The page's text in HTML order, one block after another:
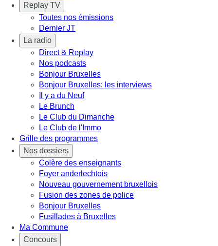
Replay TV
Toutes nos émissions
Dernier JT
La radio
Direct & Replay
Nos podcasts
Bonjour Bruxelles
Bonjour Bruxelles: les interviews
Il y a du Neuf
Le Brunch
Le Club du Dimanche
Le Club de l'Immo
Grille des programmes
Nos dossiers
Colère des enseignants
Foyer anderlechtois
Nouveau gouvernement bruxellois
Fusion des zones de police
Bonjour Bruxelles
Fusillades à Bruxelles
Ma Commune
Concours